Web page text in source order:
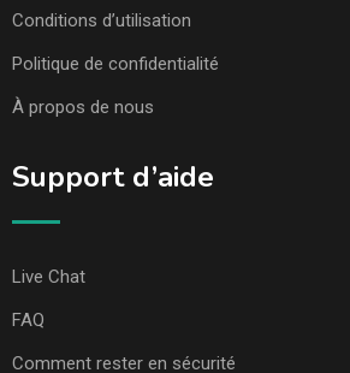
Conditions d’utilisation
Politique de confidentialité
À propos de nous
Support d’aide
Live Chat
FAQ
Comment rester en sécurité